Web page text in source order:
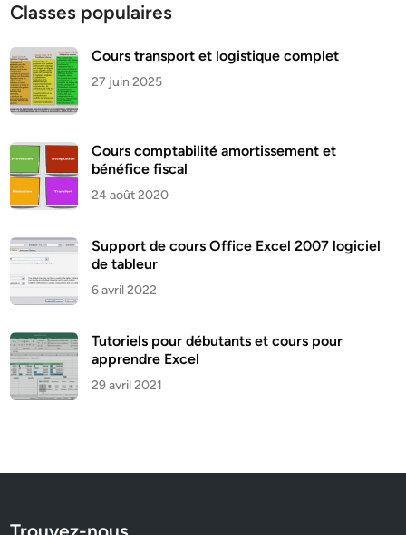
Classes populaires
Cours transport et logistique complet
27 juin 2025
Cours comptabilité amortissement et
bénéfice fiscal
24 août 2020
Support de cours Office Excel 2007 logiciel
de tableur
6 avril 2022
Tutoriels pour débutants et cours pour
apprendre Excel
29 avril 2021